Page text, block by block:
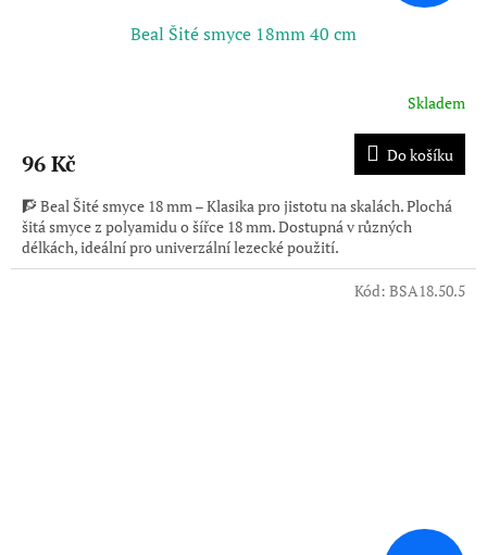
Beal Šité smyce 18mm 40 cm
je
z
5
hvězdiček.
Skladem
96 Kč Do košíku
🧗 Beal Šité smyce 18 mm – Klasika pro jistotu na skalách. Plochá
šitá smyce z polyamidu o šířce 18 mm. Dostupná v různých
délkách, ideální pro univerzální lezecké použití.
Kód: BSA18.50.5